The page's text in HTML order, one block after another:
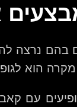
בהם נרצה
מקרה הוא
עם